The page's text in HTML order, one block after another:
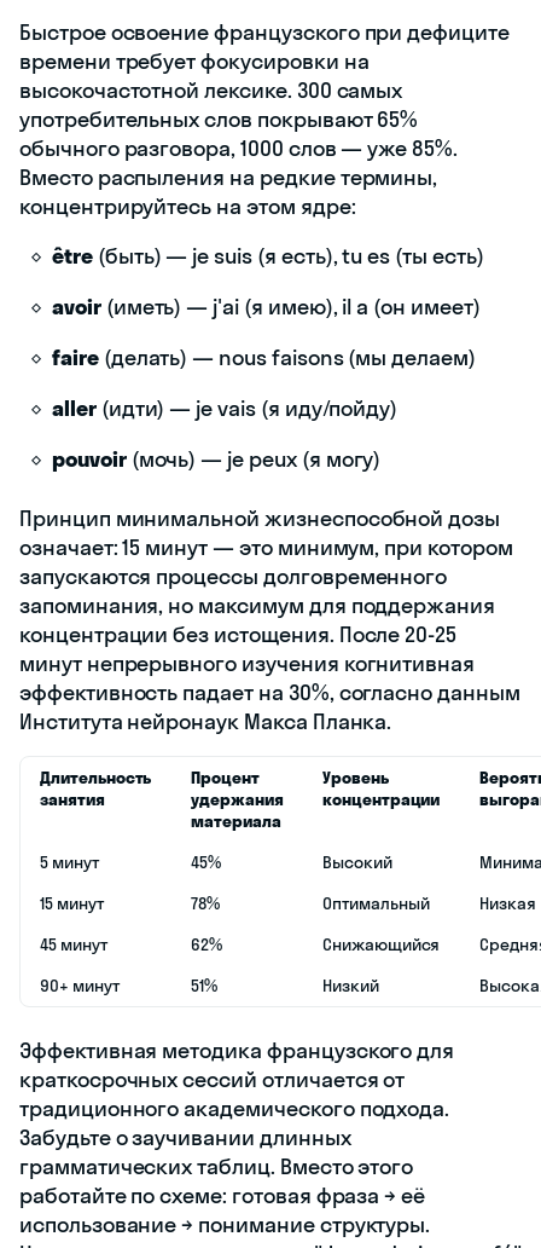
Быстрое освоение французского при дефиците
времени требует фокусировки на
высокочастотной лексике. 300 самых
употребительных слов покрывают 65%
обычного разговора, 1000 слов — уже 85%.
Вместо распыления на редкие термины,
концентрируйтесь на этом ядре:
être(быть) — je suis (я есть), tu es (ты есть)
avoir(иметь) — j'ai (я имею), il a (он имеет)
faire(делать) — nous faisons (мы делаем)
aller(идти) — je vais (я иду/пойду)
pouvoir(мочь) — je peux (я могу)
Принцип минимальной жизнеспособной дозы
означает: 15 минут — это минимум, при котором
запускаются процессы долговременного
запоминания, но максимум для поддержания
концентрации без истощения. После 20-25
минут непрерывного изучения когнитивная
эффективность падает на 30%, согласно данным
Института нейронаук Макса Планка.
Длительность
занятия
Процент
удержания
материала
Уровень
концентрации
5 минут 45% Высокий
15 минут
78% Оптимальный
Низкая
45 минут
62% Снижающийся
90+ минут
51% Низкий
Эффективная методика французского для
краткосрочных сессий отличается от
традиционного академического подхода.
Забудьте о заучивании длинных
грамматических таблиц. Вместо этого
работайте по схеме: готовая фраза → её
использование → понимание структуры.